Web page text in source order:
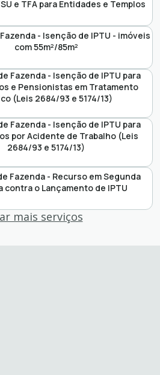
de Fazenda
1Doc
e TFA para Entidades e Templos
de Fazenda
1Doc
- Isenção de IPTU - imóveis
com 55m²/85m²
de Fazenda
1Doc
Fazenda - Isenção de IPTU para
e Pensionistas em Tratamento
(Leis 2684/93 e 5174/13)
de Fazenda
1Doc
Fazenda - Isenção de IPTU para
por Acidente de Trabalho (Leis
2684/93 e 5174/13)
de Fazenda
1Doc
Fazenda - Recurso em Segunda
contra o Lançamento de IPTU
mais serviços